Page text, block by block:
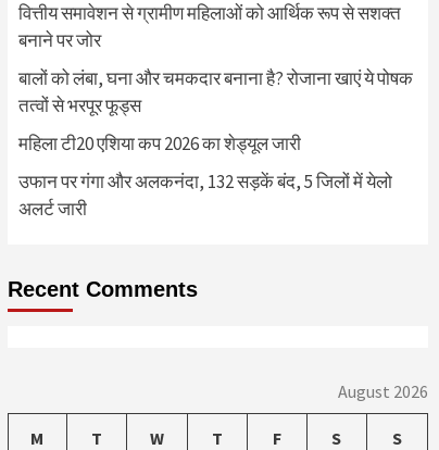
वित्तीय समावेशन से ग्रामीण महिलाओं को आर्थिक रूप से सशक्त
बनाने पर जोर
बालों को लंबा, घना और चमकदार बनाना है? रोजाना खाएं ये पोषक
तत्वों से भरपूर फूड्स
महिला टी20 एशिया कप 2026 का शेड्यूल जारी
उफान पर गंगा और अलकनंदा, 132 सड़कें बंद, 5 जिलों में येलो
अलर्ट जारी
Recent Comments
August 2026
M T W T F S S